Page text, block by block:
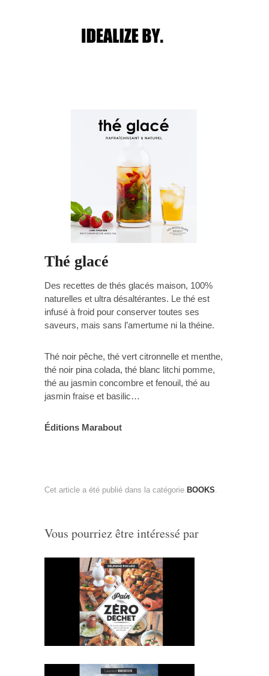
Thé glacé
Des recettes de thés glacés maison, 100%
naturelles et ultra désaltérantes. Le thé est
infusé à froid pour conserver toutes ses
saveurs, mais sans l’amertume ni la théine.
Thé noir pêche, thé vert citronnelle et menthe,
thé noir pina colada, thé blanc litchi pomme,
thé au jasmin concombre et fenouil, thé au
jasmin fraise et basilic…
Éditions Marabout
Cet article a été publié dans la catégorie BOOKS
Vous pourriez être intéressé par